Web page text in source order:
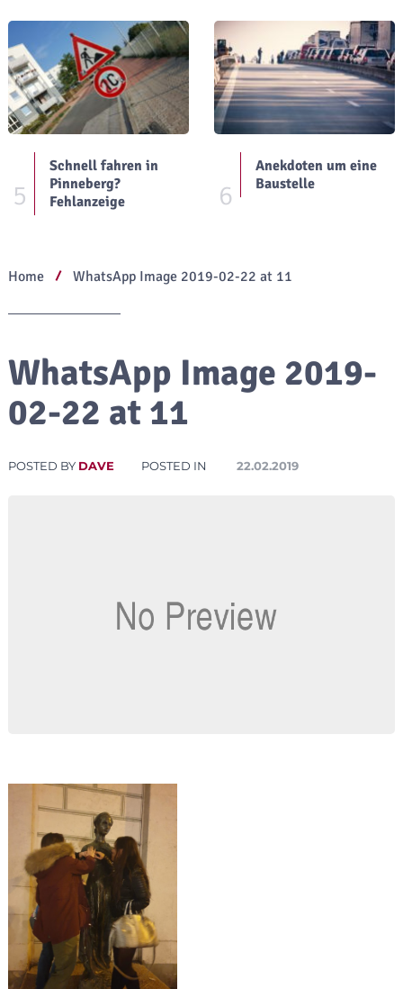
5
Schnell fahren in
Pinneberg?
Fehlanzeige
6
Anekdoten um eine
Baustelle
Home WhatsApp Image 2019-02-22 at 11
WhatsApp Image 2019-
02-22 at 11
POSTED BY DAVE POSTED IN 22.02.2019